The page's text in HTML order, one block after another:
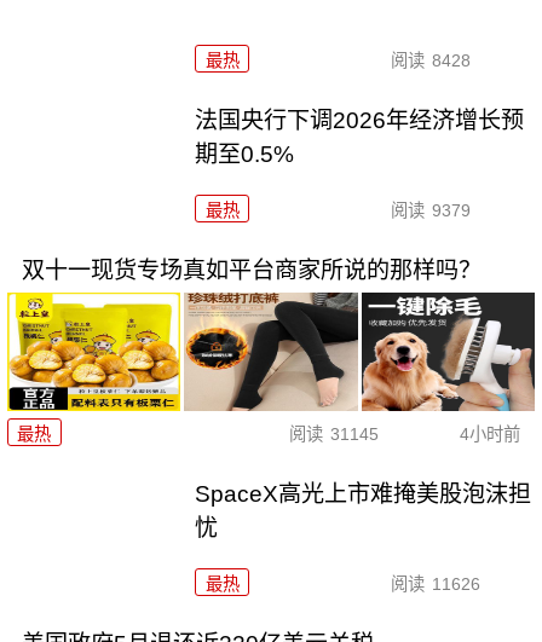
最热 阅读 8428
法国央行下调2026年经济增长预
期至0.5%
最热 阅读 9379
双十一现货专场真如平台商家所说的那样吗？
最热 阅读 31145 4小时前
SpaceX高光上市难掩美股泡沫担
忧
最热 阅读 11626